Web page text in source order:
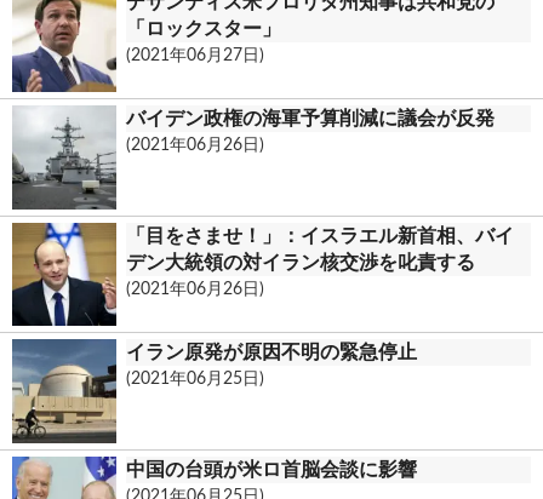
「ロックスター」
(2021年06月27日)
バイデン政権の海軍予算削減に議会が反発
(2021年06月26日)
「目をさませ！」：イスラエル新首相、バイ
デン大統領の対イラン核交渉を叱責する
(2021年06月26日)
イラン原発が原因不明の緊急停止
(2021年06月25日)
中国の台頭が米ロ首脳会談に影響